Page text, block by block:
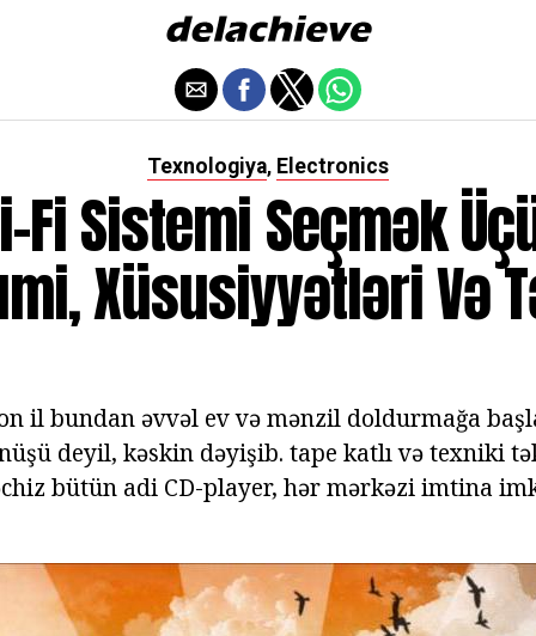
Texnologiya, Electronics
Fi Sistemi Seçmək
Xüsusiyyətləri Və
il bundan əvvəl ev və mənzil doldurmağa
deyil, kəskin dəyişib. tape katlı və texniki
bütün adi CD-player, hər mərkəzi imtina